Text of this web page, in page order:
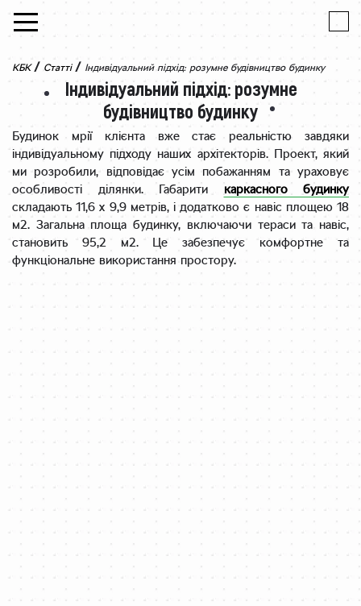
Skip to content
КБК / Статті / Індивідуальний підхід: розумне будівництво будинку
Індивідуальний підхід: розумне
будівництво будинку
Будинок мрії клієнта вже стає реальністю завдяки
індивідуальному підходу наших архітекторів. Проект, який
ми розробили, відповідає усім побажанням та ураховує
особливості ділянки. Габарити каркасного будинку
складають 11,6 x 9,9 метрів, і додатково є навіс площею 18
м2. Загальна площа будинку, включаючи тераси та навіс,
становить 95,2 м2. Це забезпечує комфортне та
функціональне використання простору.